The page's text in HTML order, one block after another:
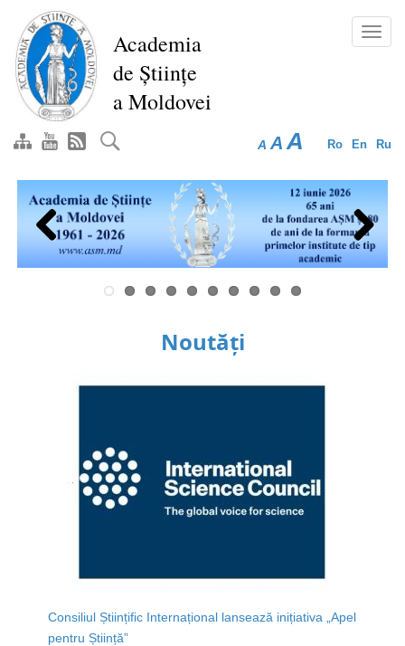
conţinutul
principal
Academia
de Științe
a Moldovei
Ro En Ru
A A A
Previous Next
Noutăți
Consiliul Științific Internațional lansează inițiativa „Apel
pentru Știință”